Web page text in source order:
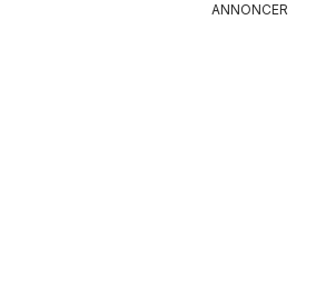
ANNONCER